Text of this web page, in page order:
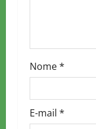
Nome*
E-mail *